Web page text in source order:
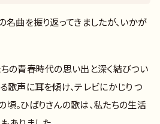
曲を振り返ってきましたが、いかが
の青春時代の思い出と深く結びつい
歌声に耳を傾け、テレビにかじりつ
。ひばりさんの歌は、私たちの生活